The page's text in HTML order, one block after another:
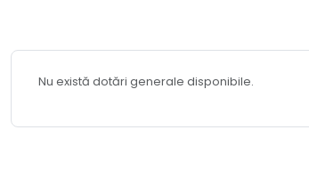
Nu există dotări generale disponibile.